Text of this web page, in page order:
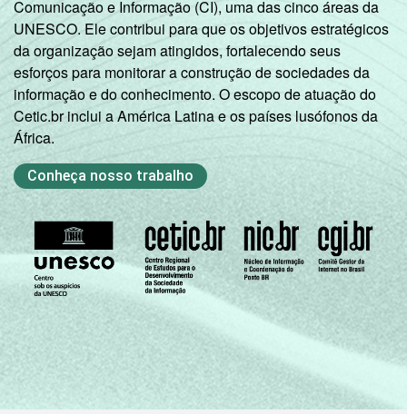
Comunicação e Informação (CI), uma das cinco áreas da
UNESCO. Ele contribui para que os objetivos estratégicos
da organização sejam atingidos, fortalecendo seus
esforços para monitorar a construção de sociedades da
informação e do conhecimento. O escopo de atuação do
Cetic.br inclui a América Latina e os países lusófonos da
África.
Conheça nosso trabalho